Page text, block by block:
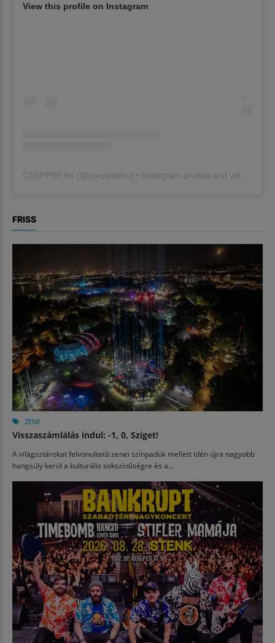
View this profile on Instagram
CSEPPEK.hu (@cseppekhu ) • Instagram photos and videos
FRISS
ZENE
Visszaszámlálás indul: -1, 0, Sziget!
A világsztárokat felvonultató zenei színpadok mellett idén újra nagyobb
hangsúly kerül a kulturális sokszínűségre és a...